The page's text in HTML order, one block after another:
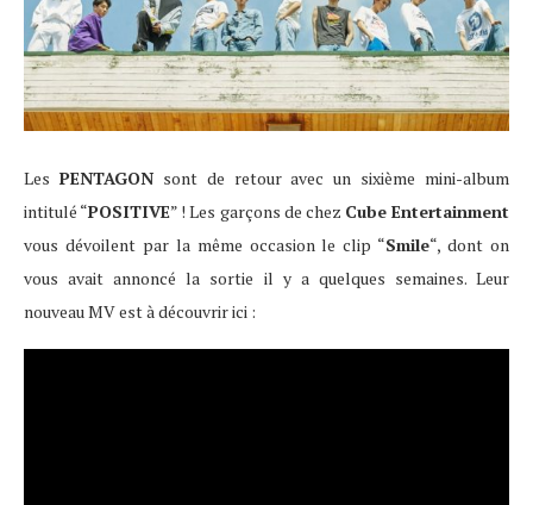
Les PENTAGONsont de retour avec un sixième mini-album
intitulé “POSITIVE” ! Les garçons de chez Cube Entertainment
vous dévoilent par la même occasion le clip “Smile“, dont on
vous avait annoncé la sortie il y a quelques semaines. Leur
nouveau MV est à découvrir ici :